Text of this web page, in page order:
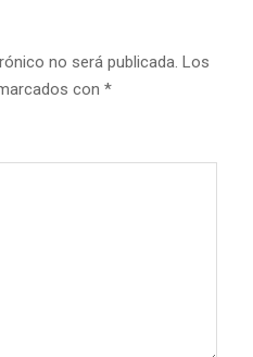
no será publicada. Los
con *